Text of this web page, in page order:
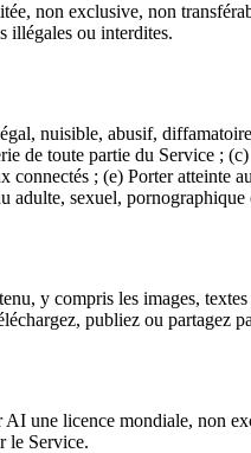
non exclusive, non
illégales ou interdites.
nuisible, abusif,
de toute partie du Service ;
connectés ; (e) Porter
adulte, sexuel,
y compris les images,
publiez ou partagez
une licence mondiale, non
le Service.